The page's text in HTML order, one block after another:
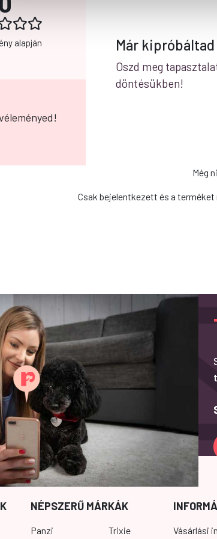
alapján Már
Oszd meg
döntésükben!
Még
Csak bejelentkezett és a
NÉPSZERŰ MÁRKÁK
Panzi Trixie Vásárlási